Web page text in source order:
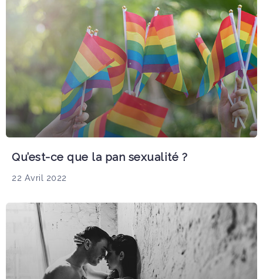
Qu’est-ce que la pan sexualité ?
22 Avril 2022